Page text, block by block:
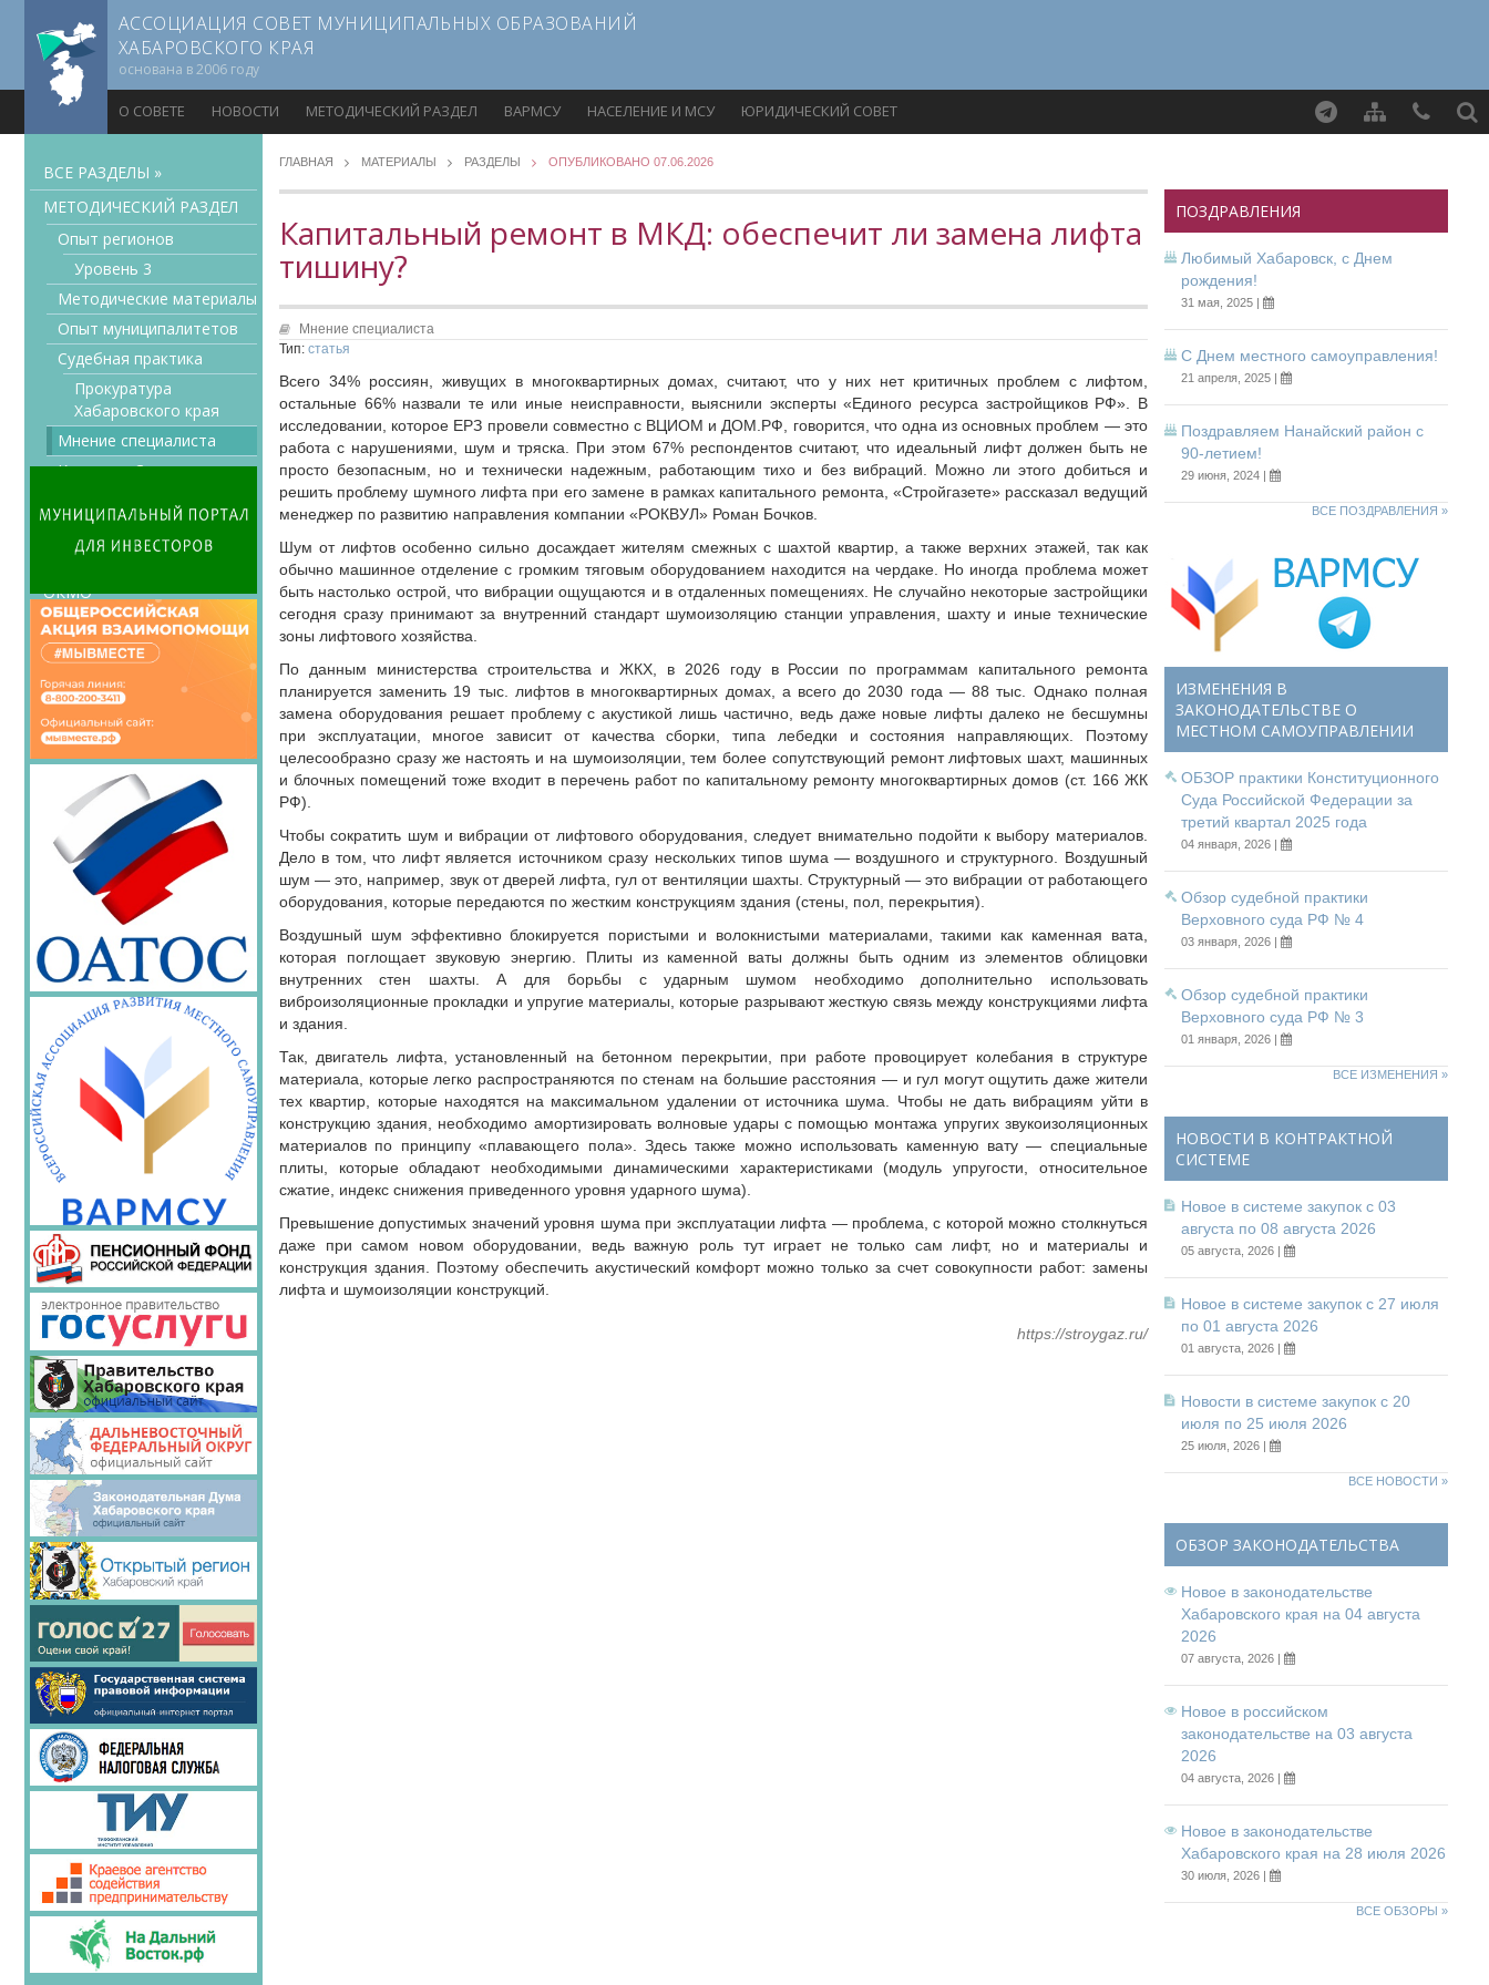
АССОЦИАЦИЯ СОВЕТ МУНИЦИПАЛЬНЫХ ОБРАЗОВАНИЙ
ХАБАРОВСКОГО КРАЯ
основана в 2006 году
О СОВЕТЕ НОВОСТИ МЕТОДИЧЕСКИЙ РАЗДЕЛ ВАРМСУ НАСЕЛЕНИЕ И МСУ ЮРИДИЧЕСКИЙ СОВЕТ
ВСЕ РАЗДЕЛЫ »
МЕТОДИЧЕСКИЙ РАЗДЕЛ
Опыт регионов
Уровень 3
Методические материалы
Опыт муниципалитетов
Судебная практика
Прокуратура
Хабаровского края
Мнение специалиста
Конкурсы Совета
Семинары Совета
Издания Совета
Вопрос-ответ
ОКМО
Информационный
бюллетень МСУ
НАСЕЛЕНИЕ И МСУ
ТОС
Лучшие практики ТОС
ГЛАВНАЯ МАТЕРИАЛЫ РАЗДЕЛЫ ОПУБЛИКОВАНО 07.06.2026
Капитальный ремонт в МКД: обеспечит ли замена лифта
тишину?
Мнение специалиста
Тип: статья
Всего 34% россиян, живущих в многоквартирных домах, считают, что у них нет критичных проблем с лифтом,
остальные 66% назвали те или иные неисправности, выяснили эксперты «Единого ресурса застройщиков РФ». В
исследовании, которое ЕРЗ провели совместно с ВЦИОМ и ДОМ.РФ, говорится, что одна из основных проблем — это
работа с нарушениями, шум и тряска. При этом 67% респондентов считают, что идеальный лифт должен быть не
просто безопасным, но и технически надежным, работающим тихо и без вибраций. Можно ли этого добиться и
решить проблему шумного лифта при его замене в рамках капитального ремонта, «Стройгазете» рассказал ведущий
менеджер по развитию направления компании «РОКВУЛ» Роман Бочков.
Шум от лифтов особенно сильно досаждает жителям смежных с шахтой квартир, а также верхних этажей, так как
обычно машинное отделение с громким тяговым оборудованием находится на чердаке. Но иногда проблема может
быть настолько острой, что вибрации ощущаются и в отдаленных помещениях. Не случайно некоторые застройщики
сегодня сразу принимают за внутренний стандарт шумоизоляцию станции управления, шахту и иные технические
зоны лифтового хозяйства.
По данным министерства строительства и ЖКХ, в 2026 году в России по программам капитального ремонта
планируется заменить 19 тыс. лифтов в многоквартирных домах, а всего до 2030 года — 88 тыс. Однако полная
замена оборудования решает проблему с акустикой лишь частично, ведь даже новые лифты далеко не бесшумны
при эксплуатации, многое зависит от качества сборки, типа лебедки и состояния направляющих. Поэтому
целесообразно сразу же настоять и на шумоизоляции, тем более сопутствующий ремонт лифтовых шахт, машинных
и блочных помещений тоже входит в перечень работ по капитальному ремонту многоквартирных домов (ст. 166 ЖК
РФ).
Чтобы сократить шум и вибрации от лифтового оборудования, следует внимательно подойти к выбору материалов.
Дело в том, что лифт является источником сразу нескольких типов шума — воздушного и структурного. Воздушный
шум — это, например, звук от дверей лифта, гул от вентиляции шахты. Структурный — это вибрации от работающего
оборудования, которые передаются по жестким конструкциям здания (стены, пол, перекрытия).
Воздушный шум эффективно блокируется пористыми и волокнистыми материалами, такими как каменная вата,
которая поглощает звуковую энергию. Плиты из каменной ваты должны быть одним из элементов облицовки
внутренних стен шахты. А для борьбы с ударным шумом необходимо дополнительно использовать
виброизоляционные прокладки и упругие материалы, которые разрывают жесткую связь между конструкциями лифта
и здания.
Так, двигатель лифта, установленный на бетонном перекрытии, при работе провоцирует колебания в структуре
материала, которые легко распространяются по стенам на большие расстояния — и гул могут ощутить даже жители
тех квартир, которые находятся на максимальном удалении от источника шума. Чтобы не дать вибрациям уйти в
конструкцию здания, необходимо амортизировать волновые удары с помощью монтажа упругих звукоизоляционных
материалов по принципу «плавающего пола». Здесь также можно использовать каменную вату — специальные
плиты, которые обладают необходимыми динамическими характеристиками (модуль упругости, относительное
сжатие, индекс снижения приведенного уровня ударного шума).
Превышение допустимых значений уровня шума при эксплуатации лифта — проблема, с которой можно столкнуться
даже при самом новом оборудовании, ведь важную роль тут играет не только сам лифт, но и материалы и
конструкция здания. Поэтому обеспечить акустический комфорт можно только за счет совокупности работ: замены
лифта и шумоизоляции конструкций.
https://stroygaz.ru/
ПОЗДРАВЛЕНИЯ
Любимый Хабаровск, с Днем
рождения!
31 мая, 2025 |
С Днем местного самоуправления!
21 апреля, 2025 |
Поздравляем Нанайский район с
90-летием!
29 июня, 2024 |
ВСЕ ПОЗДРАВЛЕНИЯ »
ИЗМЕНЕНИЯ В
ЗАКОНОДАТЕЛЬСТВЕ О
МЕСТНОМ САМОУПРАВЛЕНИИ
ОБЗОР практики Конституционного
Суда Российской Федерации за
третий квартал 2025 года
04 января, 2026 |
Обзор судебной практики
Верховного суда РФ № 4
03 января, 2026 |
Обзор судебной практики
Верховного суда РФ № 3
01 января, 2026 |
ВСЕ ИЗМЕНЕНИЯ »
НОВОСТИ В КОНТРАКТНОЙ
СИСТЕМЕ
Новое в системе закупок с 03
августа по 08 августа 2026
05 августа, 2026 |
Новое в системе закупок с 27 июля
по 01 августа 2026
01 августа, 2026 |
Новости в системе закупок с 20
июля по 25 июля 2026
25 июля, 2026 |
ВСЕ НОВОСТИ »
ОБЗОР ЗАКОНОДАТЕЛЬСТВА
Новое в законодательстве
Хабаровского края на 04 августа
2026
07 августа, 2026 |
Новое в российском
законодательстве на 03 августа
2026
04 августа, 2026 |
Новое в законодательстве
Хабаровского края на 28 июля 2026
30 июля, 2026 |
ВСЕ ОБЗОРЫ »